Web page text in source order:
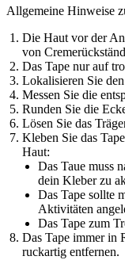
Allgemeine Hinweise
Die Haut vor der
von
Das Tape nur auf
Lokalisieren Sie
Messen Sie die
Runden Sie die
Lösen Sie das
Kleben Sie das
Haut:
Das Taue muss
dein Kleber zu
Das Tape sollte
Aktivitäten
Das Tape zum
Das Tape immer in
ruckartig entfernen.